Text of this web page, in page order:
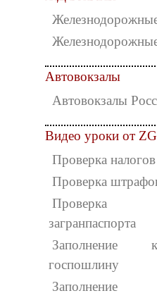
Автовокзалы
Автовокзалы
Видео уроки от ZG
Проверка налогов
Проверка
Проверка
загранпаспорта
Заполнение
госпошлину